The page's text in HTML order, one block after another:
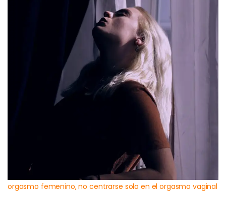
orgasmo femenino, no centrarse solo en el orgasmo vaginal